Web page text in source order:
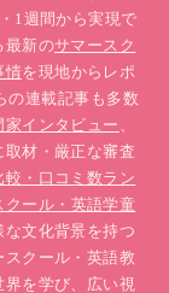
1週間から実現で
最新のサマースク
情を現地からレポ
の連載記事も多数
家インタビュー
材・厳正な審査
・口コミ数ラン
クール・英語学童
文化背景を持つ
クール・英語教
を学び、広い視